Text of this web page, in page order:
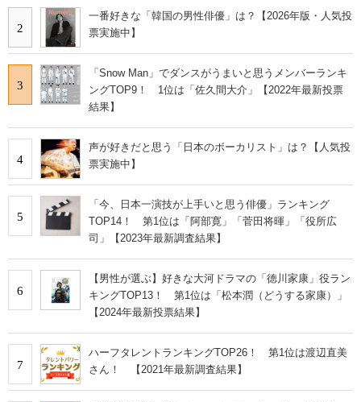
2
一番好きな「韓国の男性俳優」は？【2026年版・人気投
票実施中】
3
「Snow Man」でダンスがうまいと思うメンバーランキ
ングTOP9！ 1位は「佐久間大介」【2022年最新投票
結果】
4
声が好きだと思う「日本のボーカリスト」は？【人気投
票実施中】
5
「今、日本一演技が上手いと思う俳優」ランキング
TOP14！ 第1位は「阿部寛」「菅田将暉」「役所広
司」【2023年最新調査結果】
6
【男性が選ぶ】好きな大河ドラマの「徳川家康」役ラン
キングTOP13！ 第1位は「松本潤（どうする家康）」
【2024年最新投票結果】
7
ハーフタレントランキングTOP26！ 第1位は渡辺直美
さん！ 【2021年最新調査結果】